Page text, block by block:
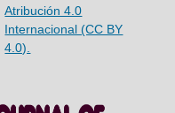
Atribución 4.0
Internacional (CC BY
4.0).